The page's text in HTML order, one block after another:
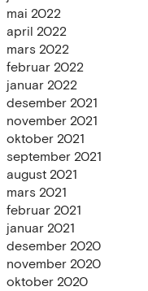
mai 2022
april 2022
mars 2022
februar 2022
januar 2022
desember 2021
november 2021
oktober 2021
september 2021
august 2021
mars 2021
februar 2021
januar 2021
desember 2020
november 2020
oktober 2020